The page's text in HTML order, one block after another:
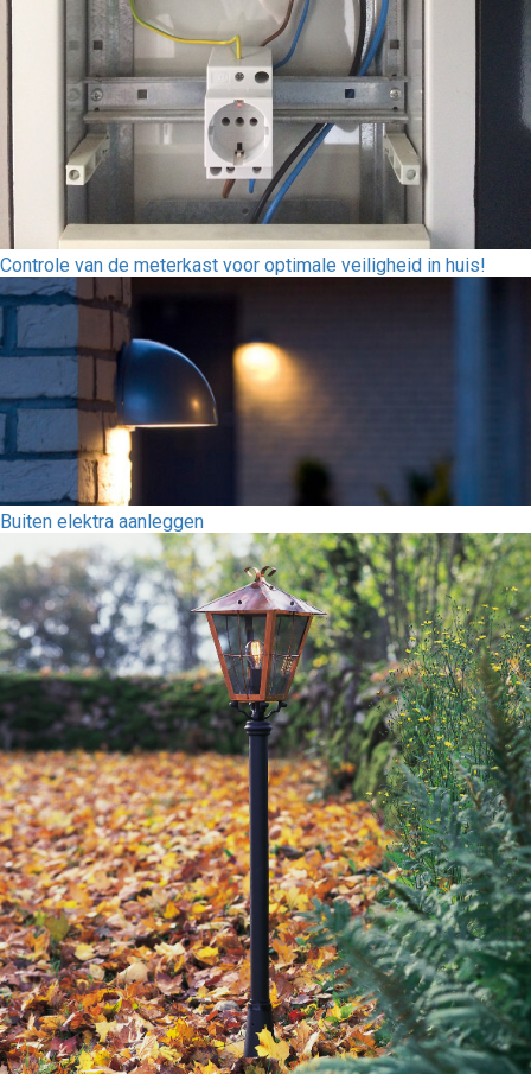
Controle van de meterkast voor optimale veiligheid in huis!
Buiten elektra aanleggen